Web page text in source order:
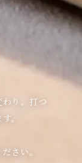
り、打つ
。